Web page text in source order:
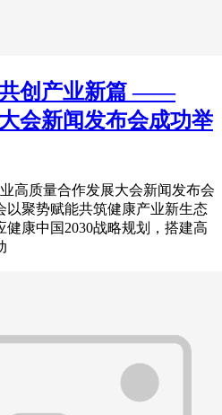
创产业新篇 ——
会新闻发布会成功举
高质量合作发展大会新闻发布会
以聚势赋能共筑健康产业新生态
健康中国2030战略规划，搭建高